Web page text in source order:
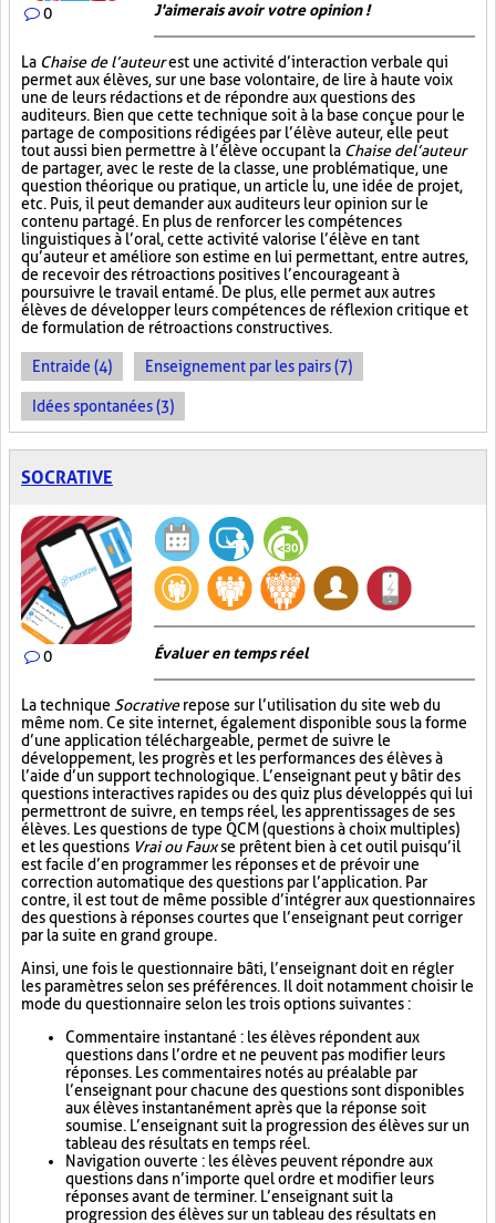
0 J'aimerais avoir votre opinion !
La Chaise de l’auteurest une activité d’interaction verbale qui
permet aux élèves, sur une base volontaire, de lire à haute voix
une de leurs rédactions et de répondre aux questions des
auditeurs. Bien que cette technique soit à la base conçue pour le
partage de compositions rédigées par l’élève auteur, elle peut
tout aussi bien permettre à l’élève occupant la Chaise de l’auteur
de partager, avec le reste de la classe, une problématique, une
question théorique ou pratique, un article lu, une idée de projet,
etc. Puis, il peut demander aux auditeurs leur opinion sur le
contenu partagé. En plus de renforcer les compétences
linguistiques à l’oral, cette activité valorise l’élève en tant
qu’auteur et améliore son estime en lui permettant, entre autres,
de recevoir des rétroactions positives l’encourageant à
poursuivre le travail entamé. De plus, elle permet aux autres
élèves de développer leurs compétences de réflexion critique et
de formulation de rétroactions constructives.
Entraide (4) Enseignement par les pairs (7)
Idées spontanées (3)
SOCRATIVE
0 Évaluer en temps réel
La technique Socrativerepose sur l’utilisation du site web du
même nom. Ce site internet, également disponible sous la forme
d’une application téléchargeable, permet de suivre le
développement, les progrès et les performances des élèves à
l’aide d’un support technologique. L’enseignant peut y bâtir des
questions interactives rapides ou des quiz plus développés qui lui
permettront de suivre, en temps réel, les apprentissages de ses
élèves. Les questions de type QCM (questions à choix multiples)
et les questions Vrai ou Fauxse prêtent bien à cet outil puisqu’il
est facile d’en programmer les réponses et de prévoir une
correction automatique des questions par l’application. Par
contre, il est tout de même possible d’intégrer aux questionnaires
des questions à réponses courtes que l’enseignant peut corriger
par la suite en grand groupe.
Ainsi, une fois le questionnaire bâti, l’enseignant doit en régler
les paramètres selon ses préférences. Il doit notamment choisir le
mode du questionnaire selon les trois options suivantes :
Commentaire instantané : les élèves répondent aux
questions dans l’ordre et ne peuvent pas modifier leurs
réponses. Les commentaires notés au préalable par
l’enseignant pour chacune des questions sont disponibles
aux élèves instantanément après que la réponse soit
soumise. L’enseignant suit la progression des élèves sur un
tableau des résultats en temps réel.
Navigation ouverte : les élèves peuvent répondre aux
questions dans n’importe quel ordre et modifier leurs
réponses avant de terminer. L’enseignant suit la
progression des élèves sur un tableau des résultats en